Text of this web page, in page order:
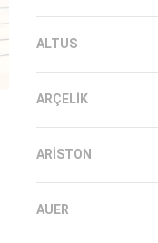
ALTUS
ARÇELIK
ARISTON
AUER